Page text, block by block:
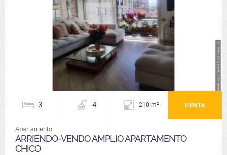
3 4 210 m² VENTA
Apartamento
ARRIENDO-VENDO AMPLIO APARTAMENTO
CHICO